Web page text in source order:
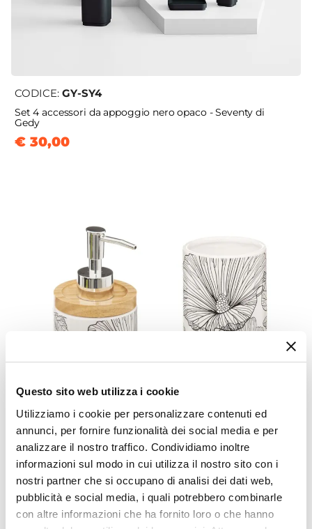
Questo sito web utilizza i cookie
Utilizziamo i cookie per personalizzare contenuti ed
annunci, per fornire funzionalità dei social media e per
analizzare il nostro traffico. Condividiamo inoltre
informazioni sul modo in cui utilizza il nostro sito con i
nostri partner che si occupano di analisi dei dati web,
pubblicità e social media, i quali potrebbero combinarle
con altre informazioni che ha fornito loro o che hanno
CODICE: GY-SY4
Set 4 accessori da appoggio nero opaco - Seventy di
Gedy
€ 30,00
CODICE:CM-STM
Set 2 accessori dispenser e portaspazzolino in gres con
stampa floreale - Noirfleur